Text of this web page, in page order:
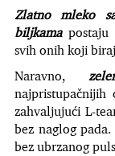
Zlatno mleko
biljkamapostaju
svih onih koji
Naravno,
zahvaljujući L-
bez naglog
bez ubrzanog